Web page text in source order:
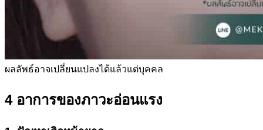
ผลลัพธ์อาจเปลี่ยนแปลงได้แล้วแต่บุคคล
4 อาการของภาวะอ่อนแรง